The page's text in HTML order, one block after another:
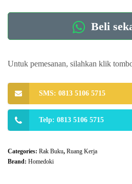
Beli
Untuk pemesanan, silahkan klik
SMS: 0813 5106 5715
Telp: 0813 5106 5715
Categories: Rak Buku, Ruang Kerja
Brand: Homedoki